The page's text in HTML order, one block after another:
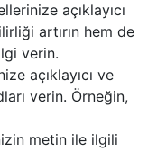
açıklayıcı
artırın hem de
verin.
açıklayıcı ve
verin. Örneğin,
metin ile ilgili